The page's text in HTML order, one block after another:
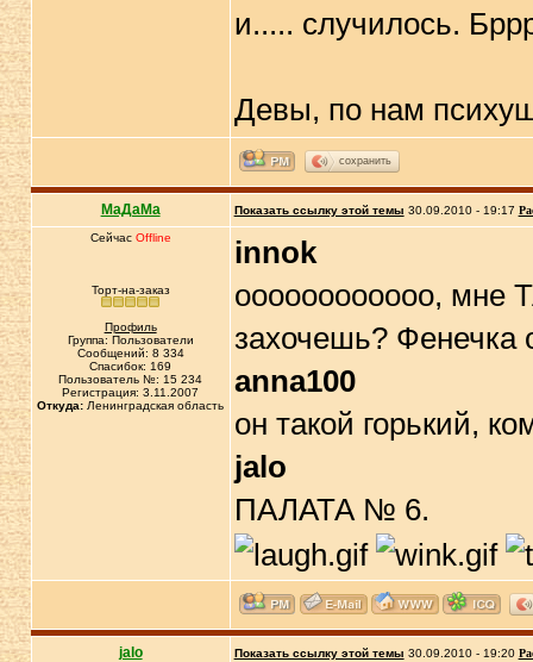
и..... случилось.
Девы, по нам
сохранить
МаДаМа Показать ссылку этой темы 30.09.2010 - 19:17
Сейчас Offline
Торт-на-заказ
Профиль
Группа: Пользователи
Сообщений: 8 334
Спасибок: 169
Пользователь №: 15 234
Регистрация: 3.11.2007
Откуда: Ленинградская область
innok
оооооооооооо, мне
захочешь? Фенечка
anna100
он такой горький,
jalo
ПАЛАТА № 6.
jalo Показать ссылку этой темы 30.09.2010 - 19:20